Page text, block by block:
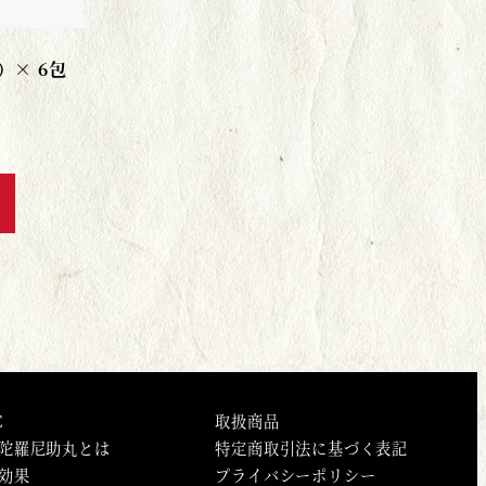
× 6包
羅尼助丸とは
果
取扱商品
特定商取引法に基づく表記
プライバシーポリシー